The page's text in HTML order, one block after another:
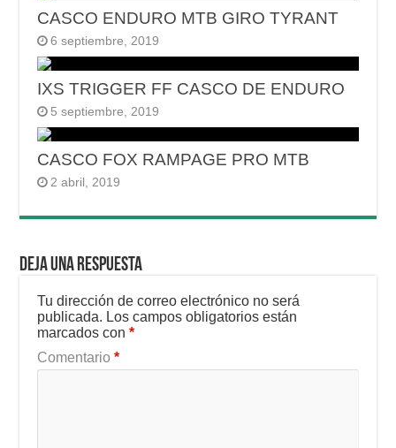
CASCO ENDURO MTB GIRO TYRANT
6 septiembre, 2019
IXS TRIGGER FF CASCO DE ENDURO
5 septiembre, 2019
CASCO FOX RAMPAGE PRO MTB
2 abril, 2019
Deja una respuesta
Tu dirección de correo electrónico no será
publicada. Los campos obligatorios están
marcados con*
Comentario*